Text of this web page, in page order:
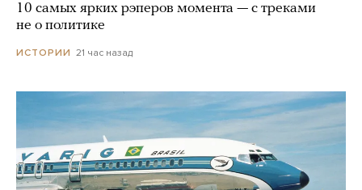
10 самых ярких рэперов момента — с треками
не о политике
ИСТОРИИ 21 час назад